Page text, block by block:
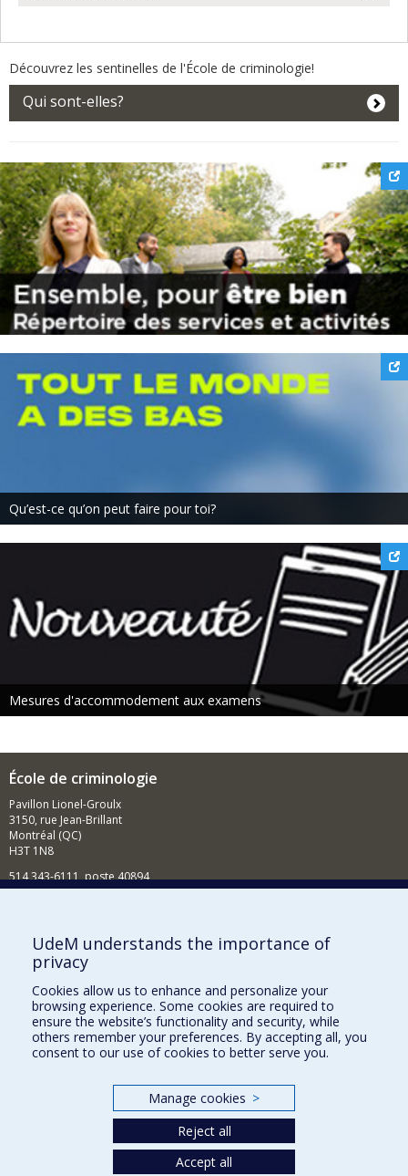
Découvrez les sentinelles de l'École de criminologie!
Qui sont-elles?
Qu’est-ce qu’on peut faire pour toi?
Mesures d'accommodement aux examens
École de criminologie
Pavillon Lionel-Groulx
3150, rue Jean-Brillant
Montréal (QC)
H3T 1N8
514 343-6111, poste 40894
Comment soutenir l'École?
BESOIN D'AIDE?
Plan du site
Signaler une erreur
Accessibilité
Nos départements et écoles
UdeM understands the importance of
privacy
Cookies allow us to enhance and personalize your
browsing experience. Some cookies are required to
ensure the website’s functionality and security, while
others remember your preferences. By accepting all, you
consent to our use of cookies to better serve you.
Manage cookies >
Reject all
Accept all